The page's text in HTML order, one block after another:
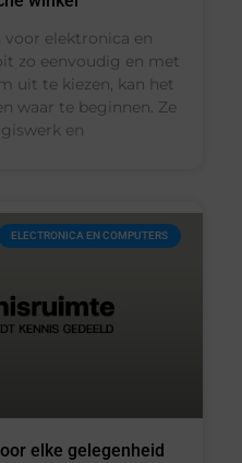
voor elektronica en
zo eenvoudig en met
uit te kiezen, kan het
waar te beginnen. Ze
en
ELECTRONICA EN COMPUTERS
elke gelegenheid